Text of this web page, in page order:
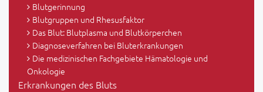
Blutgerinnung
Blutgruppen und Rhesusfaktor
Das Blut: Blutplasma und Blutkörperchen
Diagnoseverfahren bei Bluterkrankungen
Die medizinischen Fachgebiete Hämatologie und
Onkologie
Erkrankungen des Bluts